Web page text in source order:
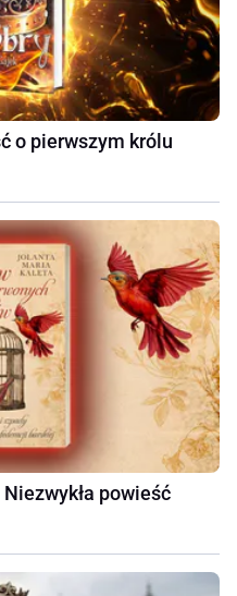
o pierwszym królu
powieść